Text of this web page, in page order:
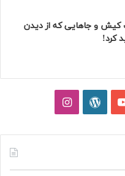
کیش و جاهایی که از دیدن
کرد!
یوتیوبوردپرساینستاگرام